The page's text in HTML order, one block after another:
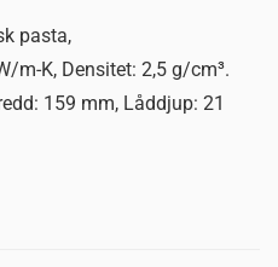
pasta,
m-K, Densitet: 2,5 g/cm³.
159 mm, Låddjup: 21